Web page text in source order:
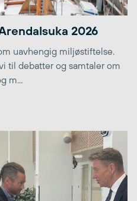
2026
uavhengig miljøstiftelse.
til debatter og samtaler om
m...